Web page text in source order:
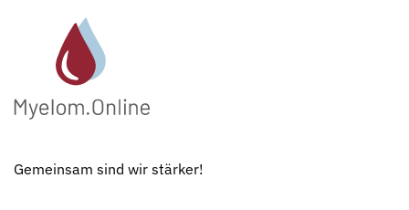
Gemeinsam sind wir stärker!